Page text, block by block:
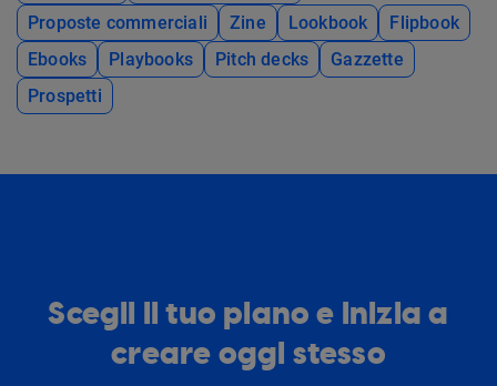
Proposte commerciali
Zine Lookbook
Flipbook
Ebooks
Playbooks Pitch decks
Gazzette
Prospetti
Scegli il tuo piano e inizia a
creare oggi stesso